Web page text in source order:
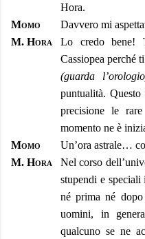
Hora.
Momo
Davvero mi
M. Hora
Lo credo bene!
Cassiopea perché
(guarda
puntualità.
precisione le
momento ne è
Momo
Un’ora astrale…
M. Hora
Nel corso
stupendi e
né prima né
uomini, in
qualcuno se ne